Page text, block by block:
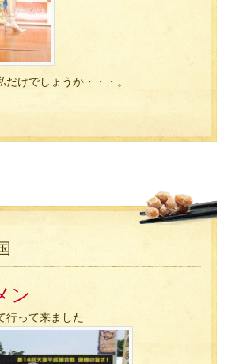
けでしょうか・・・。
ン
行って来ました